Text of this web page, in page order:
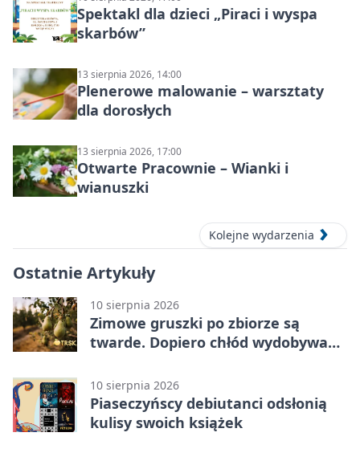
Spektakl dla dzieci „Piraci i wyspa
skarbów”
13 sierpnia 2026, 14:00
Plenerowe malowanie – warsztaty
dla dorosłych
13 sierpnia 2026, 17:00
Otwarte Pracownie – Wianki i
wianuszki
Kolejne wydarzenia
Ostatnie Artykuły
10 sierpnia 2026
Zimowe gruszki po zbiorze są
twarde. Dopiero chłód wydobywa
10 sierpnia 2026
Piaseczyńscy debiutanci odsłonią
kulisy swoich książek